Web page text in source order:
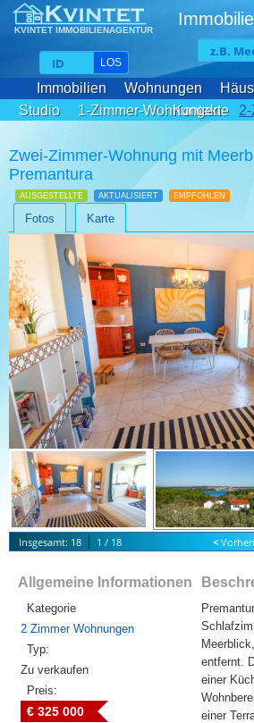
KVINTET IMMOBILIENAGENTUR
LOS
Immobilien Wohnungen
Kontakte
Studio 1-Zimmer-Wohnungen
3-Zimmer-
Zwei-Zimmer-Wohnung mit
Premantura
AUSGESTELLTE AKTUALISIERT EMPFOHLEN
Fotos Karte
Insgesamt: 18 1 / 18 <
Start Slideshow
Allgemeine Informationen
Kategorie
2 Zimmer Wohnungen
Typ:
Zu verkaufen
Preis:
€ 325 000
entfernt.
einer
einer